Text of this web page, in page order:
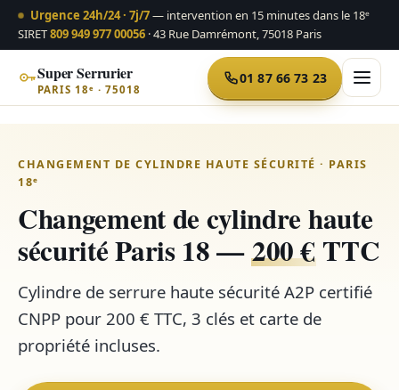
Urgence 24h/24 · 7j/7— intervention en 15 minutes dans le 18ᵉ
SIRET809 949 977 00056 · 43 Rue Damrémont, 75018 Paris
Super Serrurier
PARIS 18ᵉ · 75018
01 87 66 73 23
contenu
CHANGEMENT DE CYLINDRE HAUTE SÉCURITÉ · PARIS
18ᵉ
Changement de cylindre haute
sécurité Paris 18 —200 €TTC
Cylindre de serrure haute sécurité A2P certifié
CNPP pour 200 € TTC, 3 clés et carte de
propriété incluses.